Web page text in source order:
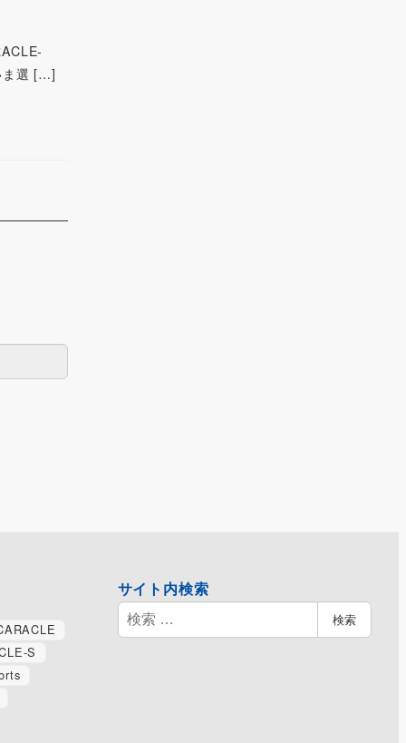
ま選 […]
S
サイト内検索
検
索
検索